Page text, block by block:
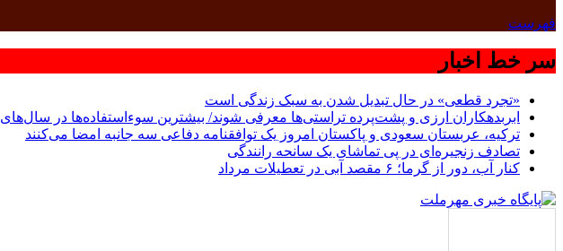
فهرست
سر خط اخبار
«تجرد قطعی» در حال تبدیل شدن به سبک زندگی است
ابربدهکاران ارزی و پشت‌پرده تراستی‌ها معرفی شوند/ بیشترین سوءاستفاده‌ها در سال‌های ۱۴۰۱ تا ۱۴۰۴ رخ داده است
ترکیه، عربستان سعودی و پاکستان امروز یک توافقنامه دفاعی سه جانبه امضا می‌کنند
تصادف زنجیره‌ای در پی تماشای یک سانحه رانندگی
کنار آب، دور از گرما؛ ۶ مقصد آبی در تعطیلات مرداد